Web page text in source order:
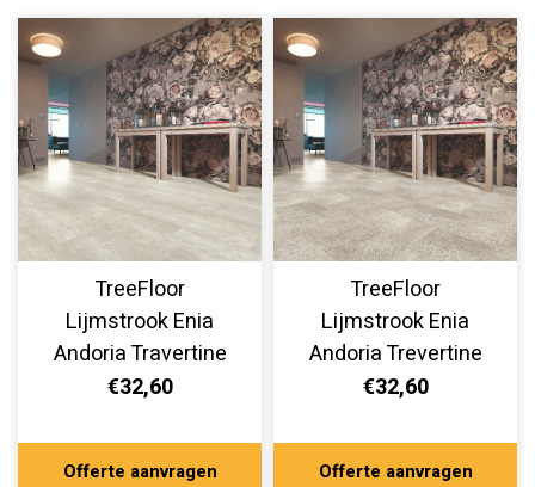
TreeFloor
Lijmstrook Enia
Andoria Travertine
White SOX32650-
€32,60
Offerte aanvragen
TreeFloor
Lijmstrook Enia
Andoria Trevertine
Rose SOX32650-
€32,60
Offerte aanvragen